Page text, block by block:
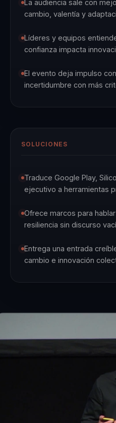
La audiencia sale con
cambio, valentía y
Líderes y equipos
confianza impacta
El evento deja impulso
incertidumbre con más
SOLUCIONES
Traduce Google Play,
ejecutivo a herramientas
Ofrece marcos para
resiliencia sin discurso
Entrega una entrada
cambio e innovación